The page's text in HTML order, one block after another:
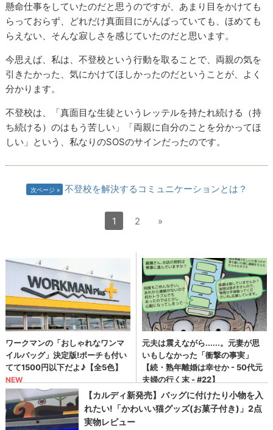
懸命仕事をしていたのだと思うのですが、あまり目をかけても
らっておらず、どれだけ真面目にがんばっていても、ほめても
らえない、そんな寂しさを感じていたのだと思います。
今思えば、私は、不登校という行動を取ることで、両親の気を
引きたかった、気にかけてほしかったのだということが、よく
分かります。
不登校は、「真面目な生徒というレッテルを持たれ続ける（持
ち続ける）のはもう苦しい」「両親に自分のことを分かってほ
しい」という、私なりのSOSのサインだったのです。
次ページ 不登校を解決するコミュニケーションとは？
1 2 »